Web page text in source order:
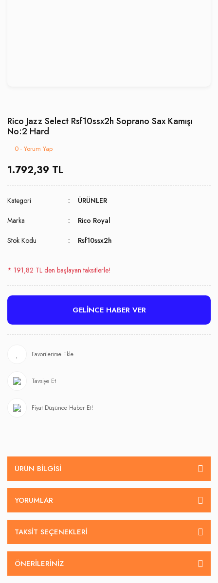
Rico Jazz Select Rsf10ssx2h Soprano Sax Kamışı
No:2 Hard
0 - Yorum Yap
1.792,39 TL
Kategori ÜRÜNLER
Marka Rico Royal
Stok Kodu Rsf10ssx2h
* 191,82 TL den başlayan taksitlerle!
GELİNCE HABER VER
Tavsiye Et
Fiyat Düşünce Haber Et!
ÜRÜN BILGISI
YORUMLAR
TAKSIT SEÇENEKLERI
ÖNERILERINIZ